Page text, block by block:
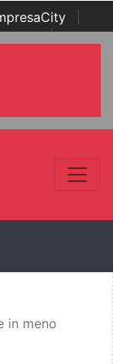
| Italian
in meno